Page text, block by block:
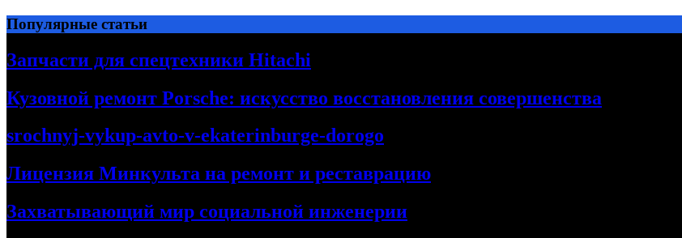
Перейти
к
содержимому
Популярные статьи
Запчасти для спецтехники Hitachi
Кузовной ремонт Porsche: искусство восстановления совершенства
srochnyj-vykup-avto-v-ekaterinburge-dorogo
Лицензия Минкульта на ремонт и реставрацию
Захватывающий мир социальной инженерии